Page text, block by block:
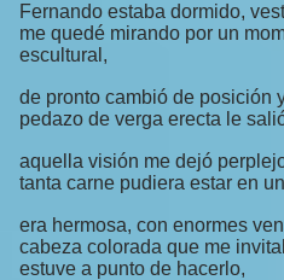
Fernando estaba dormido,
me quedé mirando por un
escultural,
de pronto cambió de posición
pedazo de verga erecta le
aquella visión me dejó
tanta carne pudiera estar en
era hermosa, con enormes
cabeza colorada que me
estuve a punto de hacerlo,